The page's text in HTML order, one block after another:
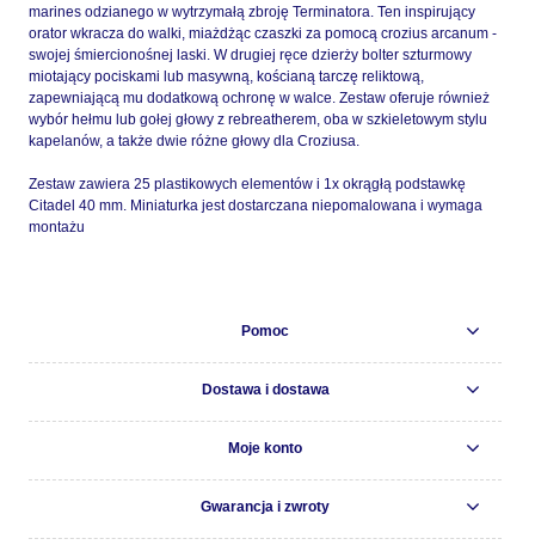
marines odzianego w wytrzymałą zbroję Terminatora. Ten inspirujący
orator wkracza do walki, miażdżąc czaszki za pomocą crozius arcanum -
swojej śmiercionośnej laski. W drugiej ręce dzierży bolter szturmowy
miotający pociskami lub masywną, kościaną tarczę reliktową,
zapewniającą mu dodatkową ochronę w walce. Zestaw oferuje również
wybór hełmu lub gołej głowy z rebreatherem, oba w szkieletowym stylu
kapelanów, a także dwie różne głowy dla Croziusa.
Zestaw zawiera 25 plastikowych elementów i 1x okrągłą podstawkę
Citadel 40 mm. Miniaturka jest dostarczana niepomalowana i wymaga
montażu
Pomoc
Dostawa i dostawa
Moje konto
Gwarancja i zwroty